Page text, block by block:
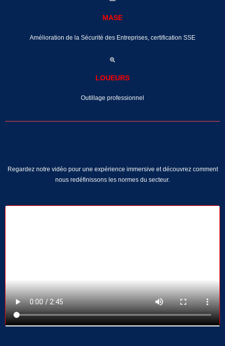
MASE
Amélioration de la Sécurité des Entreprises, certification SSE
LOUEURS
Outillage professionnel
Regardez notre vidéo pour une expérience immersive et découvrez comment
nous redéfinissons les normes du secteur.